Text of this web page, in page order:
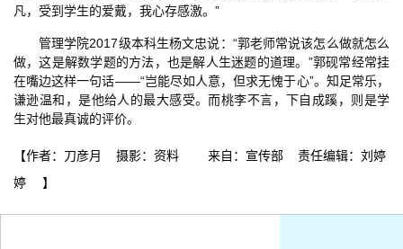
凡，受到学生的爱戴，我心存感激。”
管理学院2017级本科生杨文忠说：“郭老师常说该怎么做就怎么
做，这是解数学题的方法，也是解人生迷题的道理。”郭砚常经常挂
在嘴边这样一句话——“岂能尽如人意，但求无愧于心”。知足常乐，
谦逊温和，是他给人的最大感受。而桃李不言，下自成蹊，则是学
生对他最真诚的评价。
【作者：刀彦月 摄影：资料 来自：宣传部 责任编辑：刘婷
婷 】